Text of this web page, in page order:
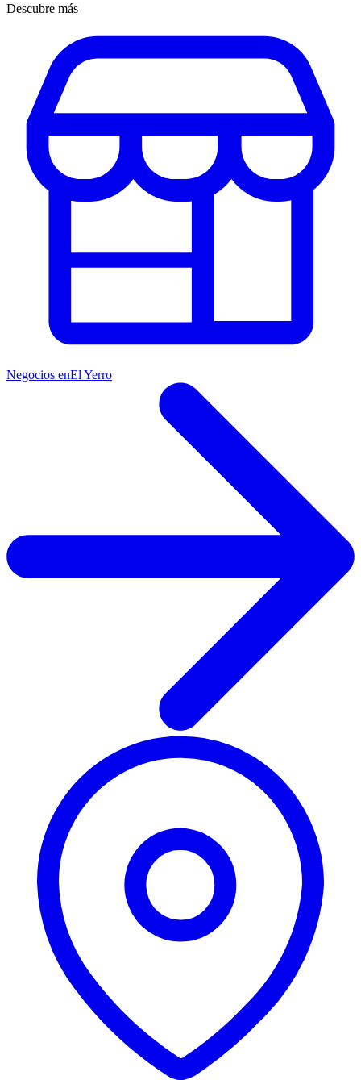
Descubre más
Negocios enEl Yerro